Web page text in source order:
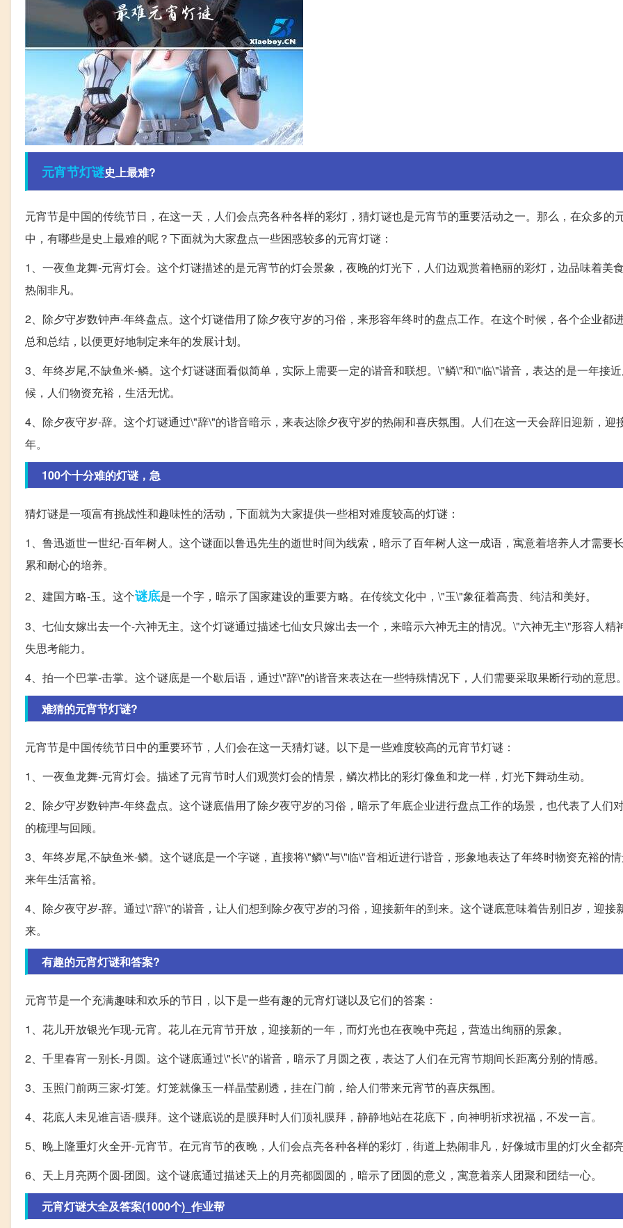
元宵节灯谜史上最难?
元宵节是中国的传统节日，在这一天，人们会点亮各种各样的彩灯，猜灯谜也是元宵节的重要活动之一。那么，在众多的
中，有哪些是史上最难的呢？下面就为大家盘点一些困惑较多的元宵灯谜：
1、一夜鱼龙舞-元宵灯会。这个灯谜描述的是元宵节的灯会景象，夜晚的灯光下，人们边观赏着艳丽的彩灯，边品味着美
热闹非凡。
2、除夕守岁数钟声-年终盘点。这个灯谜借用了除夕夜守岁的习俗，来形容年终时的盘点工作。在这个时候，各个企业都
总和总结，以便更好地制定来年的发展计划。
3、年终岁尾,不缺鱼米-鳞。这个灯谜谜面看似简单，实际上需要一定的谐音和联想。\"鳞\"和\"临\"谐音，表达的是一年接
候，人们物资充裕，生活无忧。
4、除夕夜守岁-辞。这个灯谜通过\"辞\"的谐音暗示，来表达除夕夜守岁的热闹和喜庆氛围。人们在这一天会辞旧迎新，迎
年。
100个十分难的灯谜，急
猜灯谜是一项富有挑战性和趣味性的活动，下面就为大家提供一些相对难度较高的灯谜：
1、鲁迅逝世一世纪-百年树人。这个谜面以鲁迅先生的逝世时间为线索，暗示了百年树人这一成语，寓意着培养人才需要
累和耐心的培养。
2、建国方略-玉。这个谜底是一个字，暗示了国家建设的重要方略。在传统文化中，\"玉\"象征着高贵、纯洁和美好。
3、七仙女嫁出去一个-六神无主。这个灯谜通过描述七仙女只嫁出去一个，来暗示六神无主的情况。\"六神无主\"形容人精
失思考能力。
4、拍一个巴掌-击掌。这个谜底是一个歇后语，通过\"辞\"的谐音来表达在一些特殊情况下，人们需要采取果断行动的意思。
难猜的元宵节灯谜?
元宵节是中国传统节日中的重要环节，人们会在这一天猜灯谜。以下是一些难度较高的元宵节灯谜：
1、一夜鱼龙舞-元宵灯会。描述了元宵节时人们观赏灯会的情景，鳞次栉比的彩灯像鱼和龙一样，灯光下舞动生动。
2、除夕守岁数钟声-年终盘点。这个谜底借用了除夕夜守岁的习俗，暗示了年底企业进行盘点工作的场景，也代表了人们
的梳理与回顾。
3、年终岁尾,不缺鱼米-鳞。这个谜底是一个字谜，直接将\"鳞\"与\"临\"音相近进行谐音，形象地表达了年终时物资充裕的
来年生活富裕。
4、除夕夜守岁-辞。通过\"辞\"的谐音，让人们想到除夕夜守岁的习俗，迎接新年的到来。这个谜底意味着告别旧岁，迎接
来。
有趣的元宵灯谜和答案?
元宵节是一个充满趣味和欢乐的节日，以下是一些有趣的元宵灯谜以及它们的答案：
1、花儿开放银光乍现-元宵。花儿在元宵节开放，迎接新的一年，而灯光也在夜晚中亮起，营造出绚丽的景象。
2、千里春宵一别长-月圆。这个谜底通过\"长\"的谐音，暗示了月圆之夜，表达了人们在元宵节期间长距离分别的情感。
3、玉照门前两三家-灯笼。灯笼就像玉一样晶莹剔透，挂在门前，给人们带来元宵节的喜庆氛围。
4、花底人未见谁言语-膜拜。这个谜底说的是膜拜时人们顶礼膜拜，静静地站在花底下，向神明祈求祝福，不发一言。
5、晚上隆重灯火全开-元宵节。在元宵节的夜晚，人们会点亮各种各样的彩灯，街道上热闹非凡，好像城市里的灯火全都亮
6、天上月亮两个圆-团圆。这个谜底通过描述天上的月亮都圆圆的，暗示了团圆的意义，寓意着亲人团聚和团结一心。
元宵灯谜大全及答案(1000个)_作业帮